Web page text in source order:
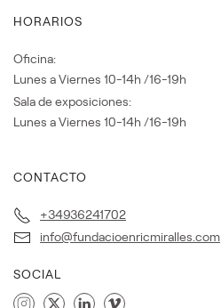
HORARIOS
Oficina:
Lunes a Viernes 10-14h /16-19h
Sala de exposiciones:
Lunes a Viernes 10-14h /16-19h
CONTACTO
+34936241702
info@fundacioenricmiralles.com
SOCIAL